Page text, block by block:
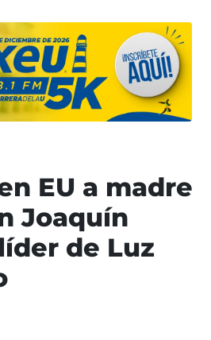
EU a madre
Joaquín
de Luz